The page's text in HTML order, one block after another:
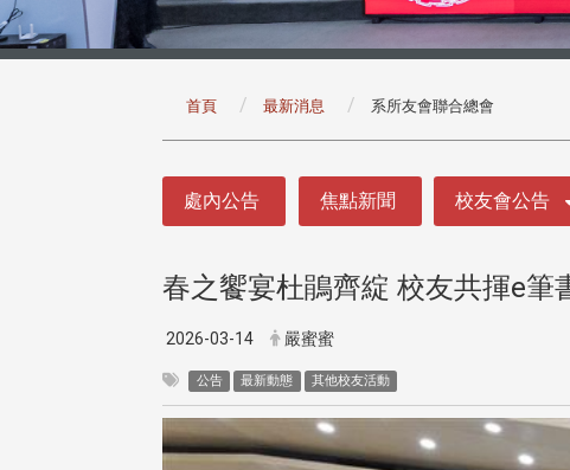
首頁 最新消息 系所友會聯合總會
處內公告 焦點新聞 校友會公告
春之饗宴杜鵑齊綻 校友共揮e筆
2026-03-14 嚴蜜蜜
公告 最新動態 其他校友活動